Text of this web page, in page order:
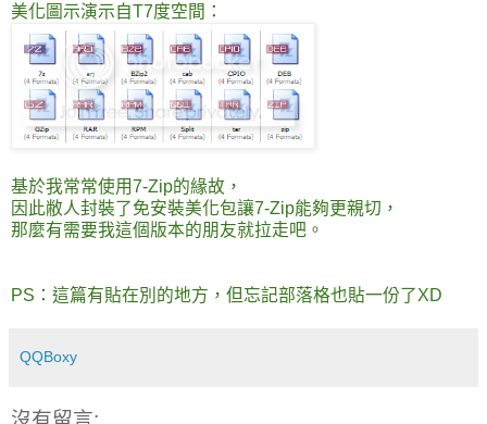
美化圖示演示自T7度空間：
基於我常常使用7-Zip的緣故，
因此敝人封裝了免安裝美化包讓7-Zip能夠更親切，
那麼有需要我這個版本的朋友就拉走吧。
PS：這篇有貼在別的地方，但忘記部落格也貼一份了XD
QQBoxy
沒有留言: